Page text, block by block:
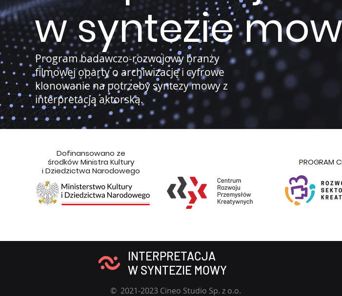
w syntezie
Program badawczo-rozwojowy branży
filmowej oparty o archiwizację i cyfrowe
klonowanie na potrzeby syntezy mowy z
interpretacją aktorską.
Dofinansowano ze
środków Ministra Kultury
i Dziedzictwa Narodowego
PROGRAM
INTERPRETACJA
W SYNTEZIE MOWY
© 2021-2023 Cineo Studio Sp. z o.o.